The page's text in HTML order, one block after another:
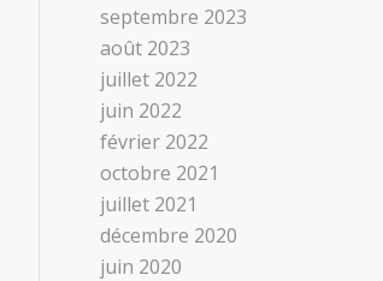
septembre 2023
août 2023
juillet 2022
juin 2022
février 2022
octobre 2021
juillet 2021
décembre 2020
juin 2020